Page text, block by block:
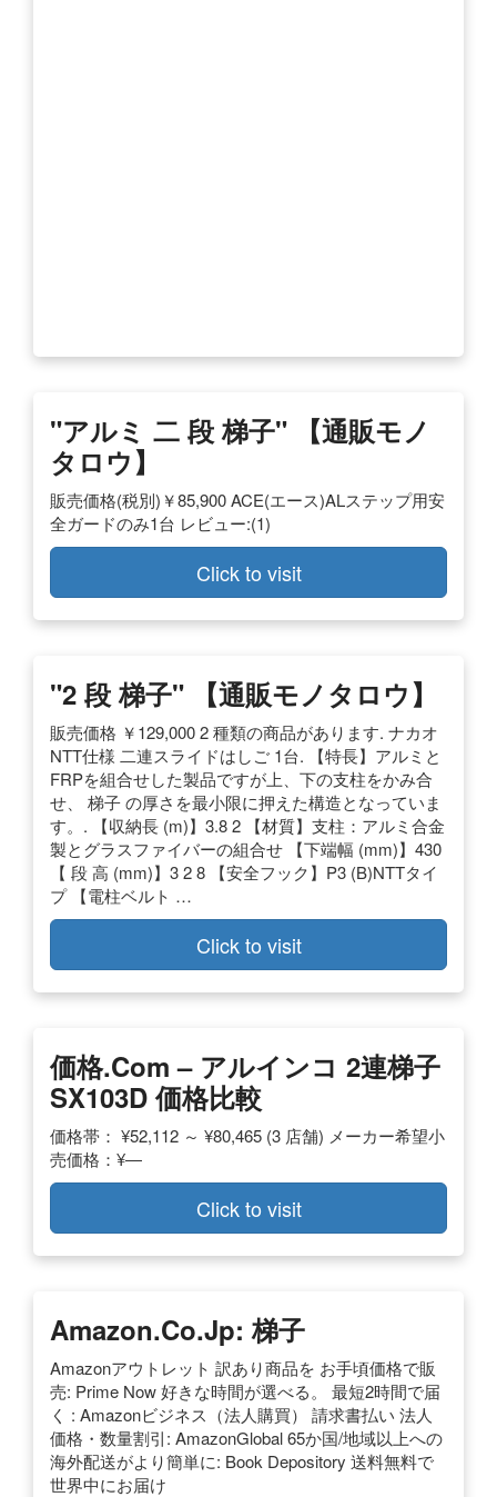
"アルミ 二 段 梯子" 【通販モノ
タロウ】
販売価格(税別)￥85,900 ACE(エース)ALステップ用安
全ガードのみ1台 レビュー:(1)
Click to visit
"2 段 梯子" 【通販モノタロウ】
販売価格 ￥129,000 2 種類の商品があります. ナカオ
NTT仕様 二連スライドはしご 1台. 【特長】アルミと
FRPを組合せした製品ですが上、下の支柱をかみ合
せ、 梯子 の厚さを最小限に押えた構造となっていま
す。. 【収納長 (m)】3.8 2 【材質】支柱：アルミ合金
製とグラスファイバーの組合せ 【下端幅 (mm)】430
【 段 高 (mm)】3 2 8 【安全フック】P3 (B)NTTタイ
プ 【電柱ベルト …
Click to visit
価格.com – アルインコ 2連梯子
SX103D 価格比較
価格帯： ¥52,112 ～ ¥80,465 (3 店舗) メーカー希望小
売価格：¥―
Click to visit
Amazon.co.jp: 梯子
Amazonアウトレット 訳あり商品を お手頃価格で販
売: Prime Now 好きな時間が選べる。 最短2時間で届
く : Amazonビジネス（法人購買） 請求書払い 法人
価格・数量割引: AmazonGlobal 65か国/地域以上への
海外配送がより簡単に: Book Depository 送料無料で
世界中にお届け